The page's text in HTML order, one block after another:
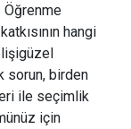
hangi
sorun, birden
ile seçimlik
için